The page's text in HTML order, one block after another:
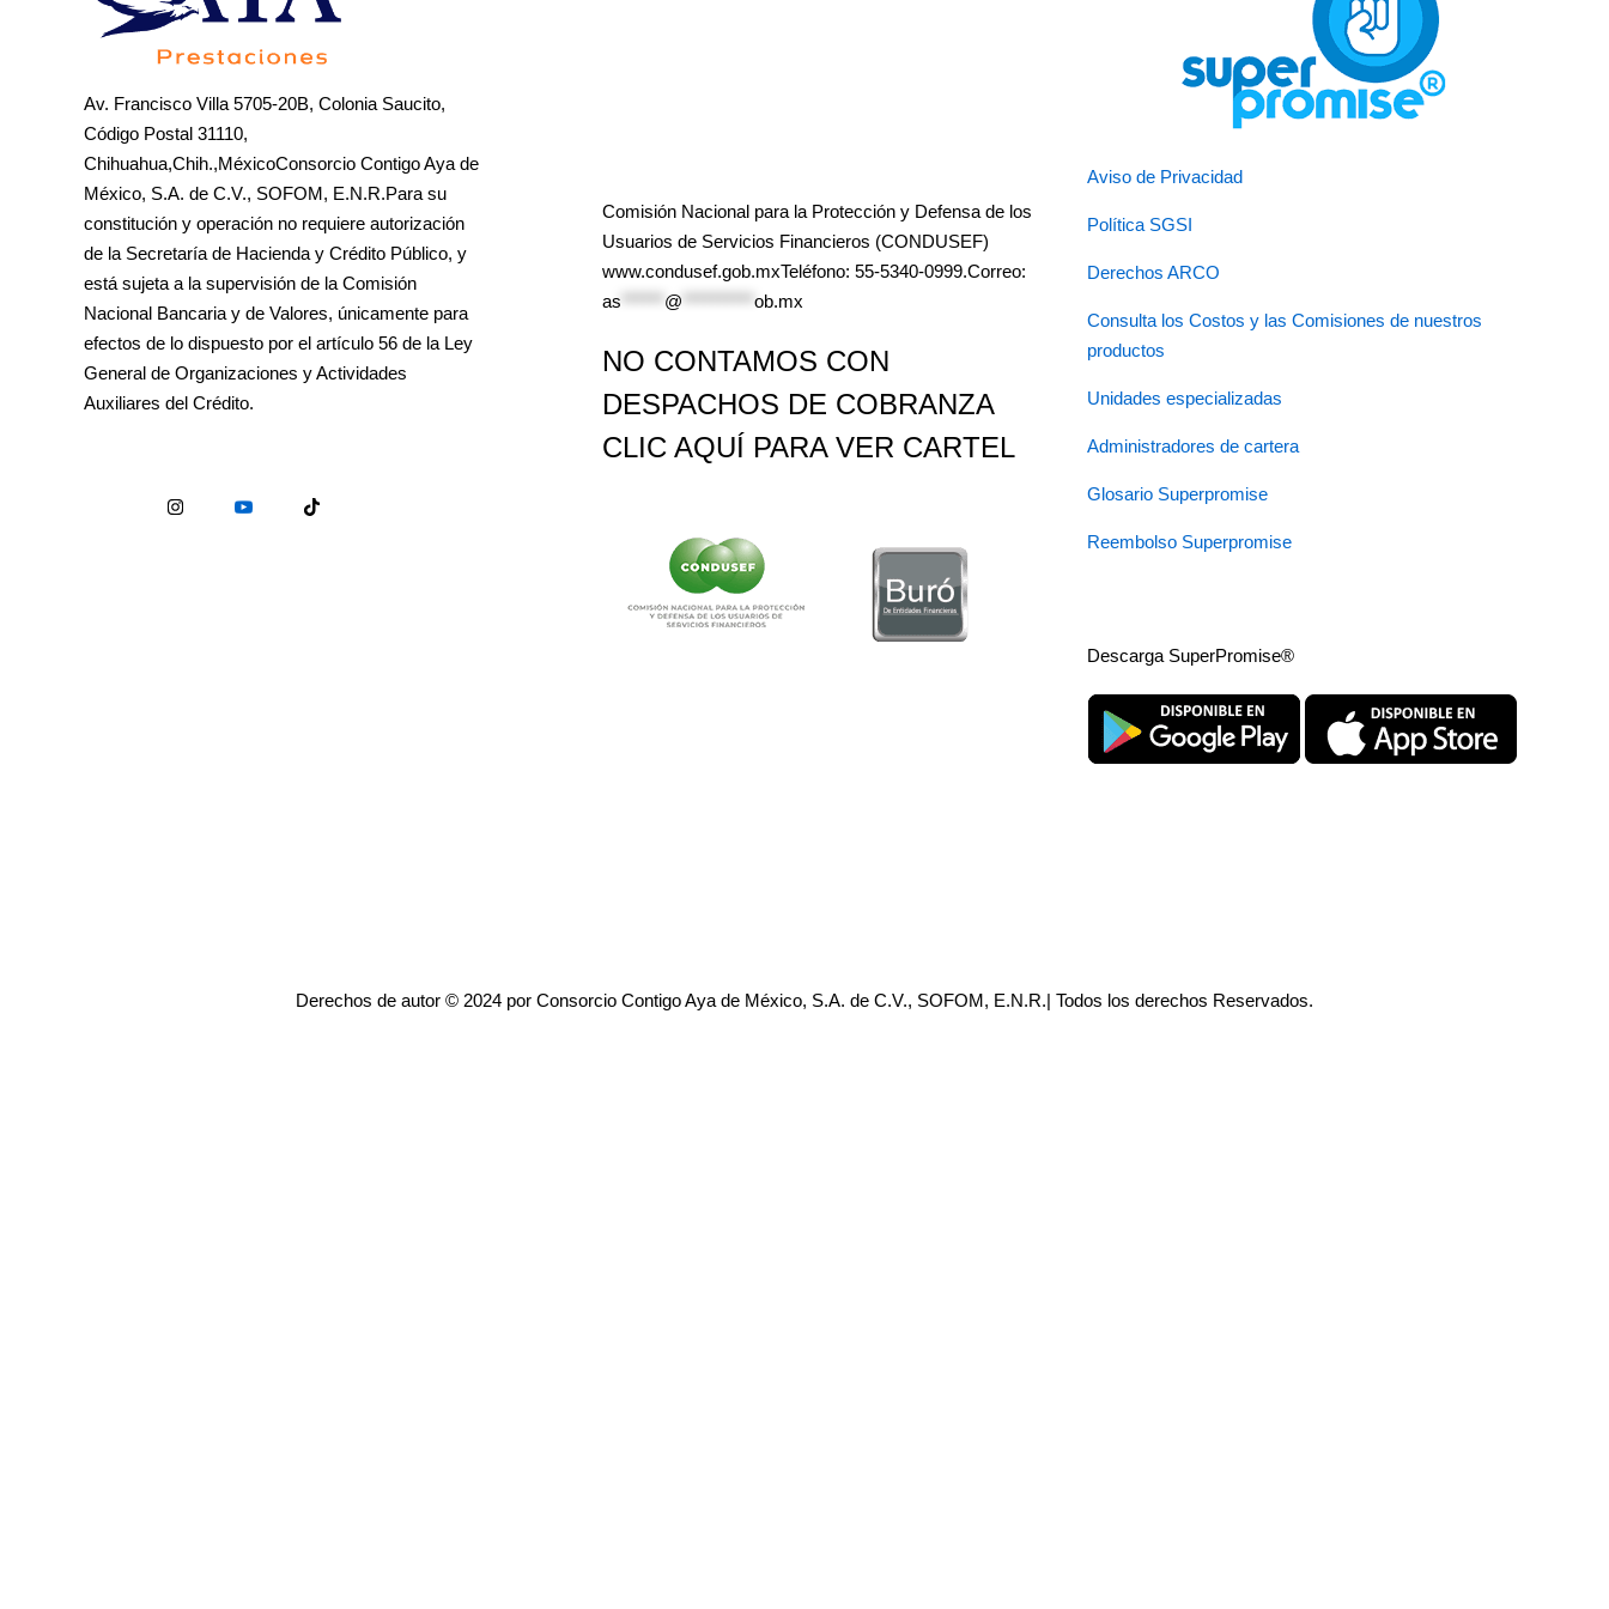
Av. Francisco Villa 5705-20B, Colonia Saucito,
Código Postal 31110,
Chihuahua,Chih.,MéxicoConsorcio Contigo Aya de
México, S.A. de C.V., SOFOM, E.N.R.Para su
constitución y operación no requiere autorización
de la Secretaría de Hacienda y Crédito Público, y
está sujeta a la supervisión de la Comisión
Nacional Bancaria y de Valores, únicamente para
efectos de lo dispuesto por el artículo 56 de la Ley
General de Organizaciones y Actividades
Auxiliares del Crédito.
Comisión Nacional para la Protección y Defensa de los
Usuarios de Servicios Financieros (CONDUSEF)
www.condusef.gob.mxTeléfono: 55-5340-0999.Correo:
as
@ ob.mx
NO CONTAMOS CON
DESPACHOS DE COBRANZA
CLIC AQUÍ PARA VER CARTEL
Aviso de Privacidad
Política SGSI
Derechos ARCO
Consulta los Costos y las Comisiones de nuestros
productos
Unidades especializadas
Administradores de cartera
Glosario Superpromise
Reembolso Superpromise
Descarga SuperPromise®
Derechos de autor © 2024 por Consorcio Contigo Aya de México, S.A. de C.V., SOFOM, E.N.R.| Todos los derechos Reservados.